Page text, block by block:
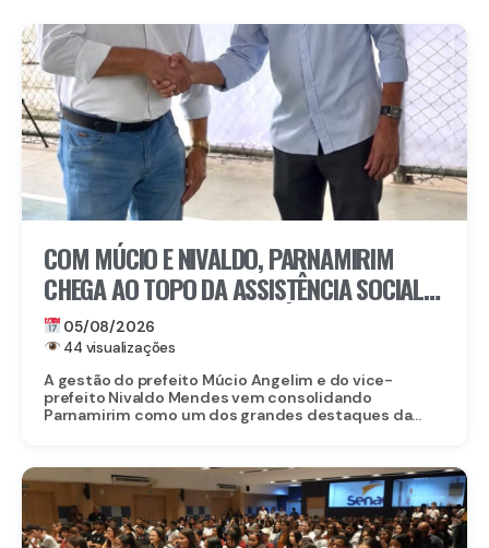
COM MÚCIO E NIVALDO, PARNAMIRIM
CHEGA AO TOPO DA ASSISTÊNCIA SOCIAL
EM PERNAMBUCO: MUNICÍPIO ALCANÇA A
4ª COLOCAÇÃO ENTRE OS 184 MUNICÍPIOS
DO ESTADO NA GESTÃO DO CADASTRO
ÚNICO E DO PROGRAMA BOLSA FAMÍLIA
05/08/2026
44 visualizações
A gestão do prefeito Múcio Angelim e do vice-
prefeito Nivaldo Mendes vem consolidando
Parnamirim como um dos grandes destaques da...